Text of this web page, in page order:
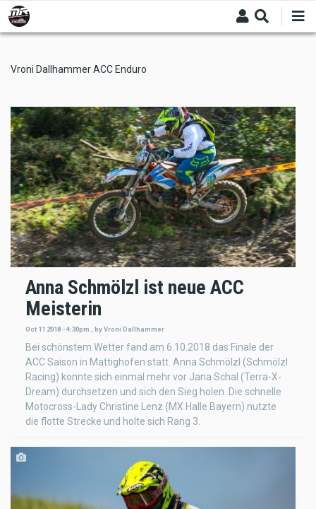
Skip
to
main
Vroni Dallhammer ACC Enduro
Anna Schmölzl ist neue ACC
Meisterin
Oct 11 2018 - 4:30pm , byVroni Dallhammer
Bei schönstem Wetter fand am 6.10.2018 das Finale der
ACC Saison in Mattighofen statt. Anna Schmölzl (Schmölzl
Racing) konnte sich einmal mehr vor Jana Schal (Terra-X-
Dream) durchsetzen und sich den Sieg holen. Die schnelle
Motocross-Lady Christine Lenz (MX Halle Bayern) nutzte
die flotte Strecke und holte sich Rang 3.